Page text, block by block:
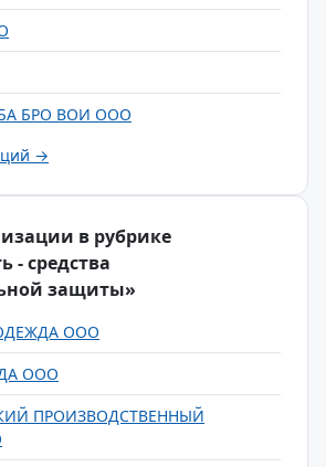
БРО ВОИ ООО
→
в рубрике
- средства
защиты»
ООО
ООО
ПРОИЗВОДСТВЕННЫЙ